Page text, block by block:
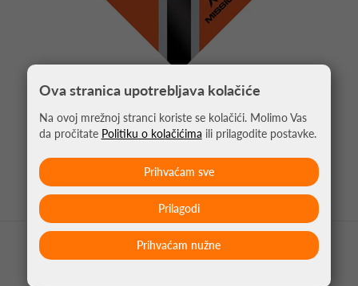
PIKADO PERA ALLIANCE UNION JACK
NARANČASTA NO2
Ova stranica upotrebljava kolačiće
Na ovoj mrežnoj stranci koriste se kolačići. Molimo Vas
da pročitate Politiku o kolačićima ili prilagodite postavke.
Prihvaćam nužne
Prilagodi
Prihvaćam sve